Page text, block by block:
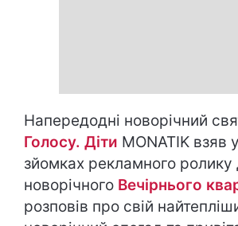
Напередодні новорічний
Голосу. Діти MONATIK взяв
зйомках рекламного ролику
новорічного Вечірнього
розповів про свій